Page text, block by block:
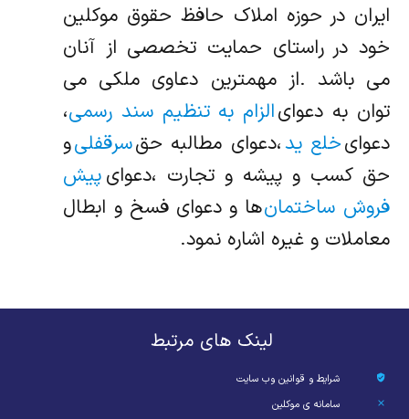
ایران در حوزه املاک حافظ حقوق موکلین
خود در راستای حمایت تخصصی از آنان
می باشد .از مهمترین دعاوی ملکی می
توان به دعوایالزام به تنظیم سند رسمی،
دعوایخلع ید،دعوای مطالبه حقسرقفلیو
حق کسب و پیشه و تجارت ،دعوایپیش
فروش ساختمانها و دعوای فسخ و ابطال
معاملات و غیره اشاره نمود.
لینک های مرتبط
شرایط و قوانین وب سایت
سامانه ی موکلین